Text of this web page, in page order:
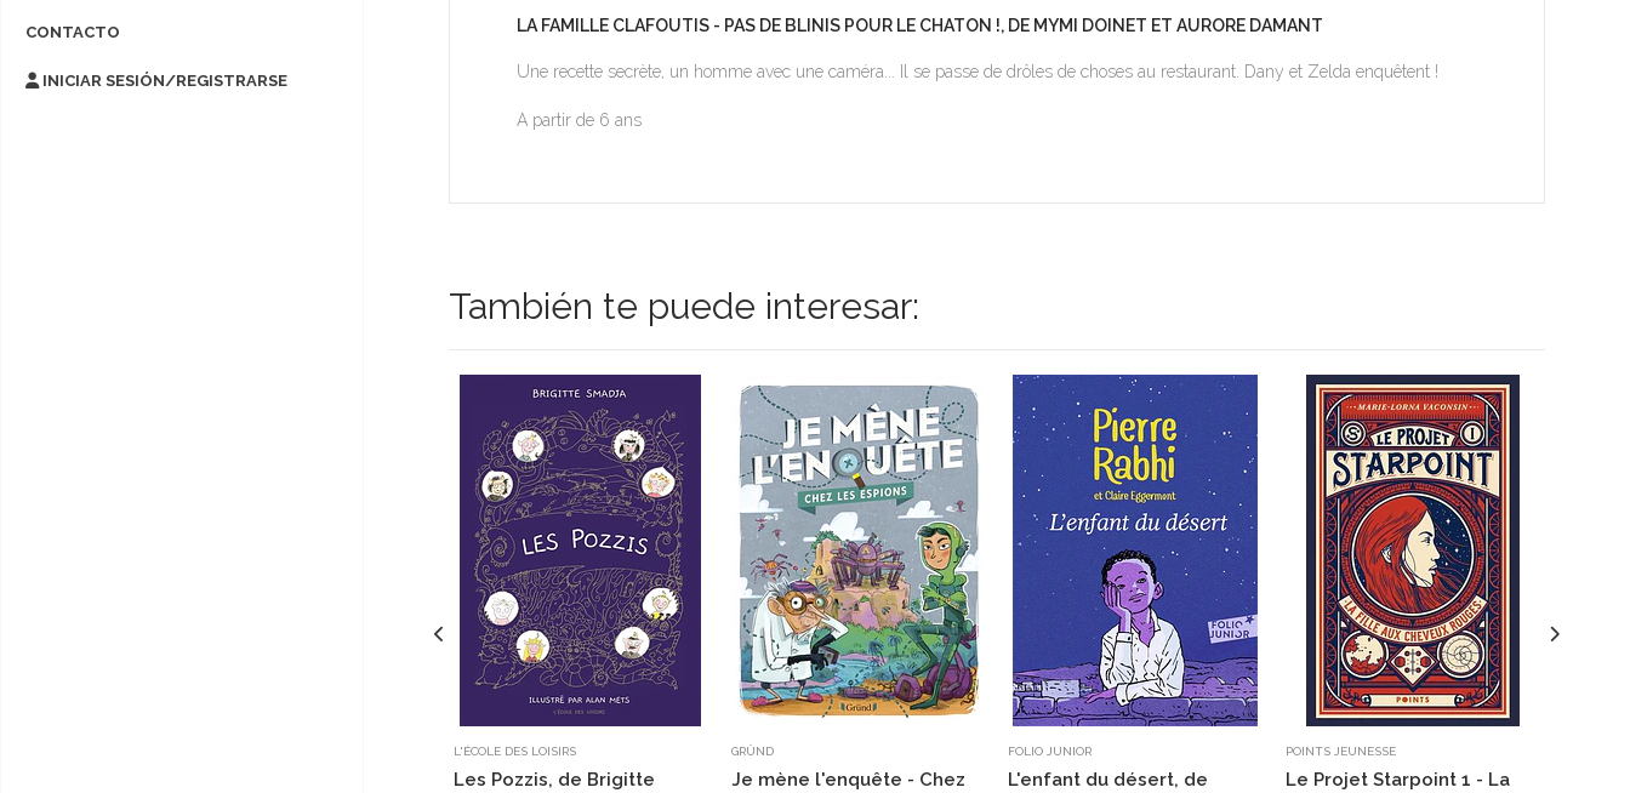
CONTACTO
INICIAR SESIÓN/REGISTRARSE
LA FAMILLE CLAFOUTIS - PAS DE BLINIS POUR LE CHATON !, DE MYMI DOINET ET AURORE DAMANT
Une recette secrète, un homme avec une caméra... Il se passe de drôles de choses au restaurant. Dany et Zelda enquêtent !
A partir de 6 ans
También te puede interesar:
L'ÉCOLE DES LOISIRS
Les Pozzis, de Brigitte
GRÜND
Je mène l'enquête - Chez
FOLIO JUNIOR
L'enfant du désert, de
POINTS JEUNESSE
Le Projet Starpoint 1 - La